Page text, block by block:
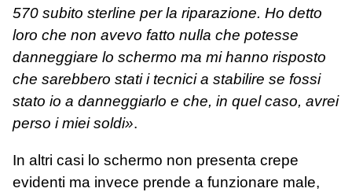
570 subito sterline per la riparazione. Ho detto
loro che non avevo fatto nulla che potesse
danneggiare lo schermo ma mi hanno risposto
che sarebbero stati i tecnici a stabilire se fossi
stato io a danneggiarlo e che, in quel caso, avrei
perso i miei soldi».
In altri casi lo schermo non presenta crepe
evidenti ma invece prende a funzionare male,